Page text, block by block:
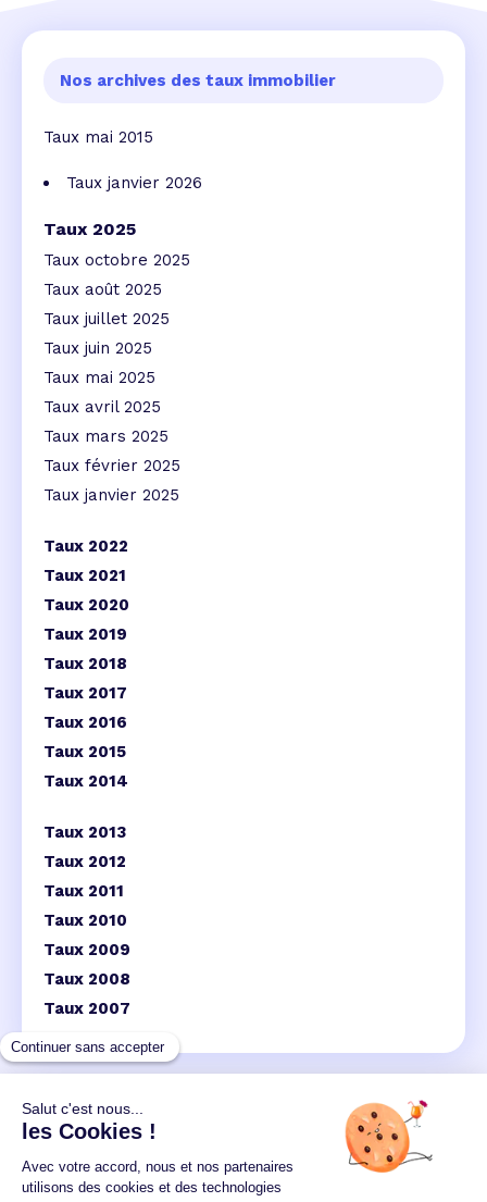
Nos archives des taux immobilier
Taux mai 2015
Taux janvier 2026
Taux 2025
Taux octobre 2025
Taux août 2025
Taux juillet 2025
Taux juin 2025
Taux mai 2025
Taux avril 2025
Taux mars 2025
Taux février 2025
Taux janvier 2025
Taux 2022
Taux 2021
Taux 2020
Taux 2019
Taux 2018
Taux 2017
Taux 2016
Taux 2015
Taux 2014
Taux 2013
Taux 2012
Taux 2011
Taux 2010
Taux 2009
Taux 2008
Taux 2007
Un crédit vous engage et doit être remboursé.